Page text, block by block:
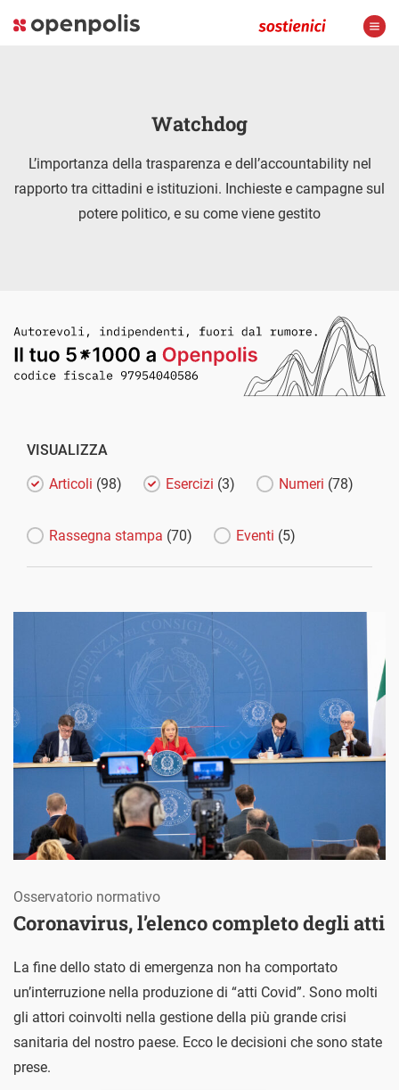
Watchdog
L’importanza della trasparenza e dell’accountability nel
rapporto tra cittadini e istituzioni. Inchieste e campagne sul
potere politico, e su come viene gestito
VISUALIZZA
Articoli (98) Esercizi (3) Numeri (78)
Rassegna stampa (70) Eventi (5)
Coronavirus, l’elenco completo degli atti
Osservatorio normativo
La fine dello stato di emergenza non ha comportato
un’interruzione nella produzione di “atti Covid”. Sono molti
gli attori coinvolti nella gestione della più grande crisi
sanitaria del nostro paese. Ecco le decisioni che sono state
prese.